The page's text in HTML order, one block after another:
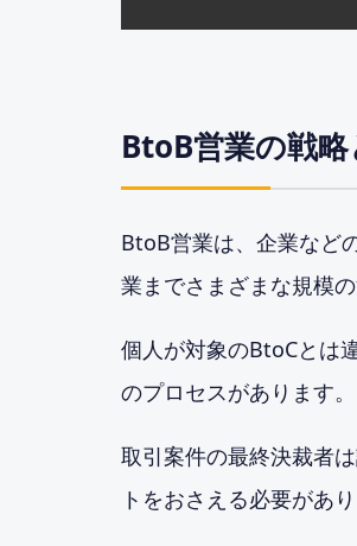
BtoB営業の戦
BtoB営業は、企業など
業までさまざまな規模の
個人が対象のBtoCとは
のプロセスがあります。
取引案件の最終決裁者
トをおさえる必要があり